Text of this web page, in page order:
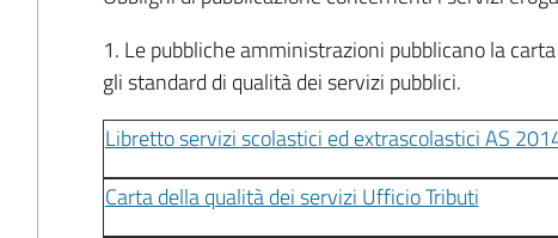
1. Le pubbliche amministrazioni pubblicano la
gli standard di qualità dei servizi pubblici.
Libretto servizi scolastici ed extrascolastici AS
Carta della qualità dei servizi Ufficio Tributi